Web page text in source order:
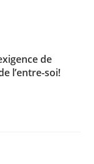
de
l’entre-soi!